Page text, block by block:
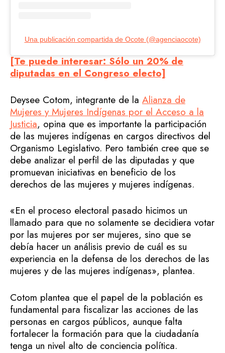
Una publicación compartida de Ocote (@agenciaocote)
[Te puede interesar: Sólo un 20% de
diputadas en el Congreso electo]
Deysee Cotom, integrante de la Alianza de
Mujeres y Mujeres Indígenas por el Acceso a la
Justicia, opina que es importante la participación
de las mujeres indígenas en cargos directivos del
Organismo Legislativo. Pero también cree que se
debe analizar el perfil de las diputadas y que
promuevan iniciativas en beneficio de los
derechos de las mujeres y mujeres indígenas.
«En el proceso electoral pasado hicimos un
llamado para que no solamente se decidiera votar
por las mujeres por ser mujeres, sino que se
debía hacer un análisis previo de cuál es su
experiencia en la defensa de los derechos de las
mujeres y de las mujeres indígenas», plantea.
Cotom plantea que el papel de la población es
fundamental para fiscalizar las acciones de las
personas en cargos públicos, aunque falta
fortalecer la formación para que la ciudadanía
tenga un nivel alto de conciencia política.